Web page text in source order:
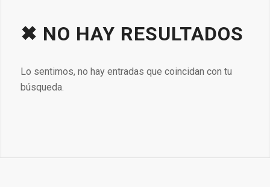
✖ NO HAY RESULTADOS
Lo sentimos, no hay entradas que coincidan con tu
búsqueda.